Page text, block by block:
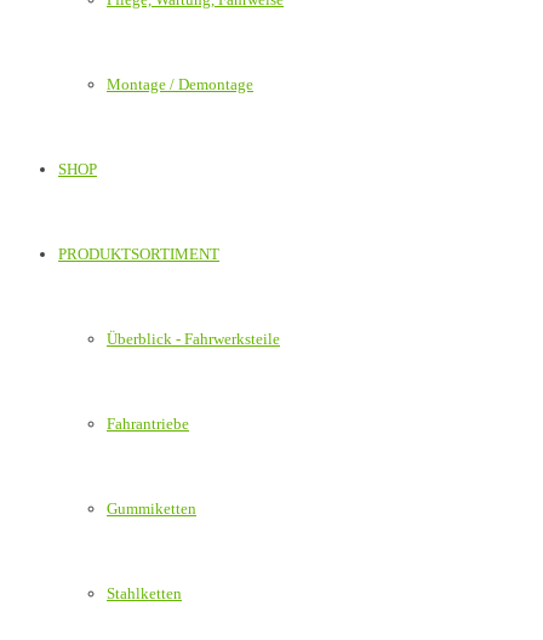
Montage / Demontage
SHOP
PRODUKTSORTIMENT
Überblick - Fahrwerksteile
Fahrantriebe
Gummiketten
Stahlketten